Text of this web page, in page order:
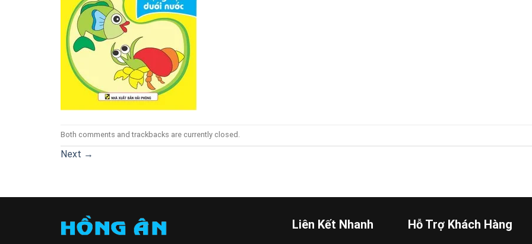
Both comments and trackbacks are currently closed.
Next →
Liên Kết Nhanh Hỗ Trợ Khách Hàng